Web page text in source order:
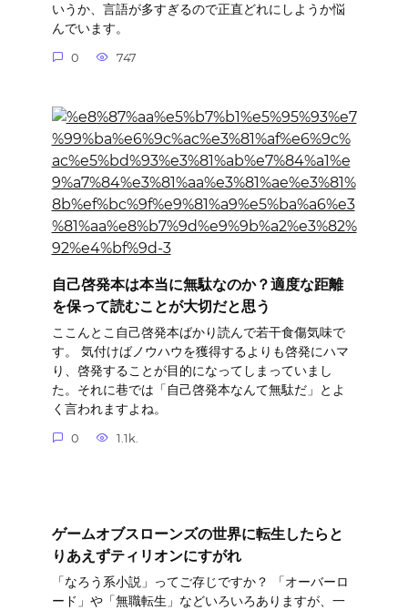
いうか、言語が多すぎるので正直どれにしようか悩
んでいます。
0 747
自己啓発本は本当に無駄なのか？適度な距離
を保って読むことが大切だと思う
ここんとこ自己啓発本ばかり読んで若干食傷気味で
す。 気付けばノウハウを獲得するよりも啓発にハマ
り、啓発することが目的になってしまっていまし
た。それに巷では「自己啓発本なんて無駄だ」とよ
く言われますよね。
0 1.1k.
ゲームオブスローンズの世界に転生したらと
りあえずティリオンにすがれ
「なろう系小説」ってご存じですか？ 「オーバーロ
ード」や「無職転生」などいろいろありますが、一